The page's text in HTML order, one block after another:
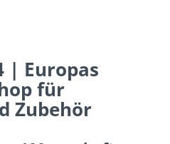
| Europas
für
Zubehör